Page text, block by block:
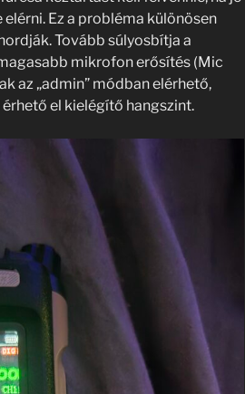
Ez a probléma különösen
Tovább súlyosbítja a
mikrofon erősítés (Mic
az „admin” módban elérhető,
el kielégítő hangszint.